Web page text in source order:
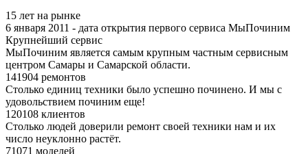
15 лет на рынке
6 января 2011 - дата открытия первого сервиса МыПочиним
Крупнейший сервис
МыПочиним является самым крупным частным сервисным
центром Самары и Самарской области.
141904 ремонтов
Столько единиц техники было успешно починено. И мы с
удовольствием починим еще!
120108 клиентов
Столько людей доверили ремонт своей техники нам и их
число неуклонно растёт.
71071 моделей